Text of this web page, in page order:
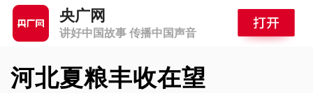
央广网
讲好中国故事 传播中国声音
河北夏粮丰收在望